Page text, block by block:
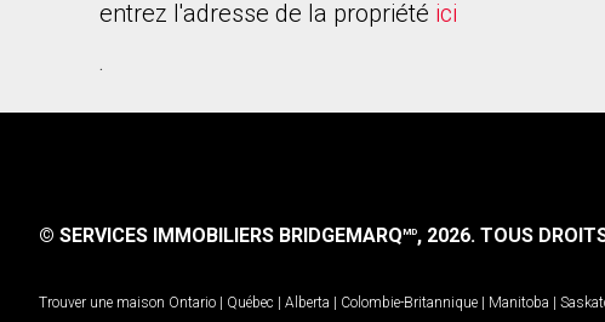
entrez l'adresse de la propriété ici
.
© SERVICES IMMOBILIERS BRIDGEMARQMD, 2026. TOUS
Trouver une maison Ontario | Québec | Alberta | Colombie-Britannique | Manitoba |